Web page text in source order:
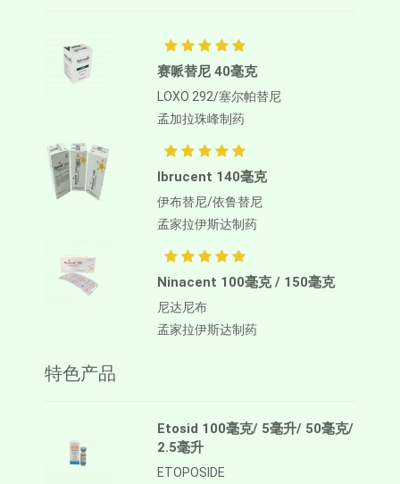
赛哌替尼 40毫克
LOXO 292/塞尔帕替尼
孟加拉珠峰制药
Ibrucent 140毫克
伊布替尼/依鲁替尼
孟家拉伊斯达制药
Ninacent 100毫克 / 150毫克
尼达尼布
孟家拉伊斯达制药
特色产品
Etosid 100毫克/ 5毫升/ 50毫克/
2.5毫升
ETOPOSIDE